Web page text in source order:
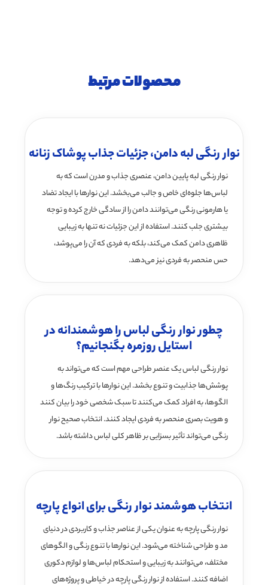
محصولات مرتبط
نوار رنگی لبه دامن، جزئیات جذاب پوشاک زنانه
نوار رنگی لبه پایین دامن، عنصری جذاب و مدرن است که به
لباس‌ها جلوه‌ای خاص و جالب می‌بخشد. این نوارها با ایجاد تضاد
یا هارمونی رنگی می‌توانند دامن را از سادگی خارج کرده و توجه
بیشتری جلب کنند. استفاده از این جزئیات نه تنها به زیبایی
ظاهری دامن کمک می‌کند، بلکه به فردی که آن را می‌پوشد،
حس منحصر به فردی نیز می‌دهد.
چطور نوار رنگی لباس را هوشمندانه در
استایل روزمره بگنجانیم؟
نوار رنگی لباس یک عنصر طراحی مهم است که می‌تواند به
پوشش‌ها جذابیت و تنوع بخشد. این نوارها با ترکیب رنگ‌ها و
الگوها، به افراد کمک می‌کنند تا سبک شخصی خود را بیان کنند
و هویت بصری منحصر به فردی ایجاد کنند. انتخاب صحیح نوار
رنگی می‌تواند تأثیر بسزایی بر ظاهر کلی لباس داشته باشد.
انتخاب هوشمند نوار رنگی برای انواع پارچه
نوار رنگی پارچه به عنوان یکی از عناصر جذاب و کاربردی در دنیای
مد و طراحی شناخته می‌شود. این نوارها با تنوع رنگی و الگوهای
مختلف، می‌توانند به زیبایی و استحکام لباس‌ها و لوازم دکوری
اضافه کنند. استفاده از نوار رنگی پارچه در خیاطی و پروژه‌های